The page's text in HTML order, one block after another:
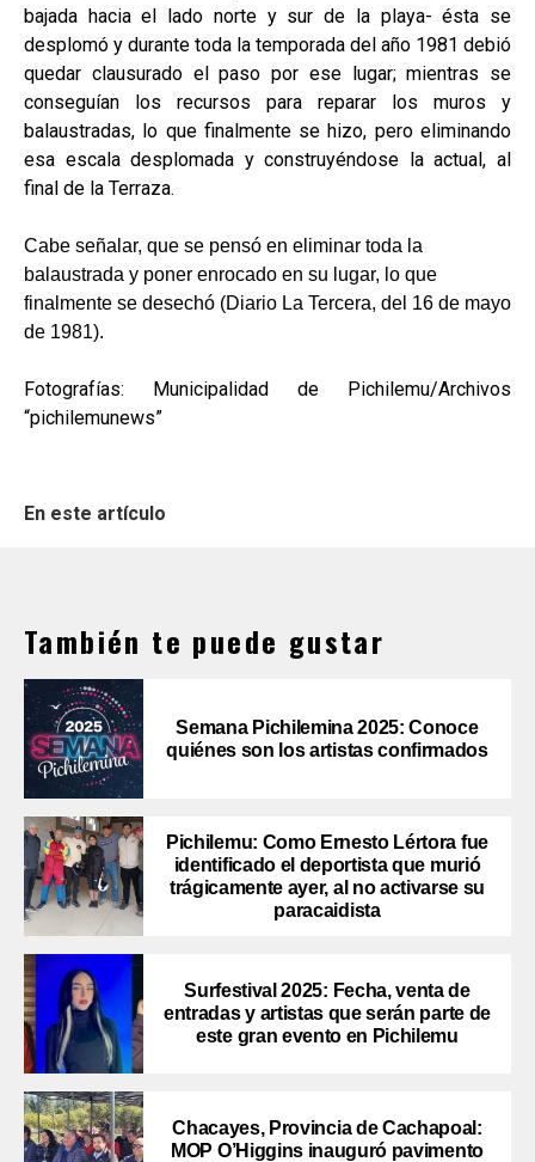
bajada hacia el lado norte y sur de la playa- ésta se
desplomó y durante toda la temporada del año 1981 debió
quedar clausurado el paso por ese lugar; mientras se
conseguían los recursos para reparar los muros y
balaustradas, lo que finalmente se hizo, pero eliminando
esa escala desplomada y construyéndose la actual, al
final de la Terraza.
Cabe señalar, que se pensó en eliminar toda la
balaustrada y poner enrocado en su lugar, lo que
finalmente se desechó (Diario La Tercera, del 16 de mayo
de 1981).
Fotografías: Municipalidad de Pichilemu/Archivos
“pichilemunews”
En este artículo
También te puede gustar
Semana Pichilemina 2025: Conoce
quiénes son los artistas confirmados
Pichilemu: Como Ernesto Lértora fue
identificado el deportista que murió
trágicamente ayer, al no activarse su
paracaidista
Surfestival 2025: Fecha, venta de
entradas y artistas que serán parte de
este gran evento en Pichilemu
Chacayes, Provincia de Cachapoal:
MOP O’Higgins inauguró pavimento